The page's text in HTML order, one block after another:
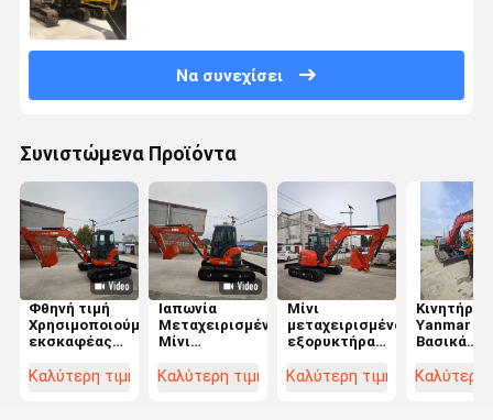
Να συνεχίσει
Συνιστώμενα Προϊόντα
Φθηνή τιμή
Χρησιμοποιούμενη
εκσκαφέας
Μικρός
Καλύτερη τιμή
Ιαπωνία
Μεταχειρισμένο
Μίνι
5,5 Τόνων
Καλύτερη τιμή
Μίνι
μεταχειρισμένο
εξορυκτήρα
Kubota 5,5
Καλύτερη τιμή
Κινητήρας
Yanmar -
Βασικά
Καλύτερη